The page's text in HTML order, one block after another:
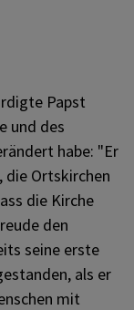
Papst
und des
habe: "Er
die Ortskirchen
die Kirche
den
seine erste
als er
mit